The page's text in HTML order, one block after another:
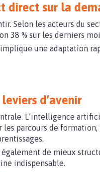
direct sur la
Selon les acteurs du
38 % sur les derniers
une adaptation
d’avenir
L’intelligence
parcours de
de mieux
indispensable.